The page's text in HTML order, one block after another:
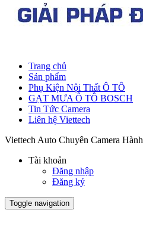
Trang chủ
Sản phẩm
Phụ Kiện Nội Thất Ô TÔ
GẠT MƯA Ô TÔ BOSCH
Tin Tức Camera
Liên hệ Viettech
Viettech Auto Chuyên Camera
Tài khoản
Đăng nhập
Đăng ký
Toggle navigation